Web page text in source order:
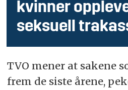
kvinner
seksuell
TVO mener at sakene
frem de siste årene,